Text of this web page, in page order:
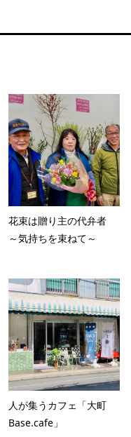
花束は贈り主の代弁者
～気持ちを束ねて～
人が集うカフェ「大町
Base.cafe」